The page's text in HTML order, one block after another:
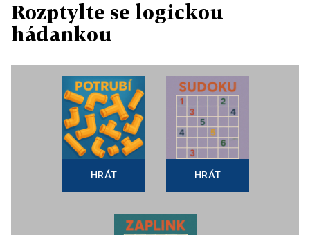
Rozptylte se logickou
hádankou
HRÁT HRÁT